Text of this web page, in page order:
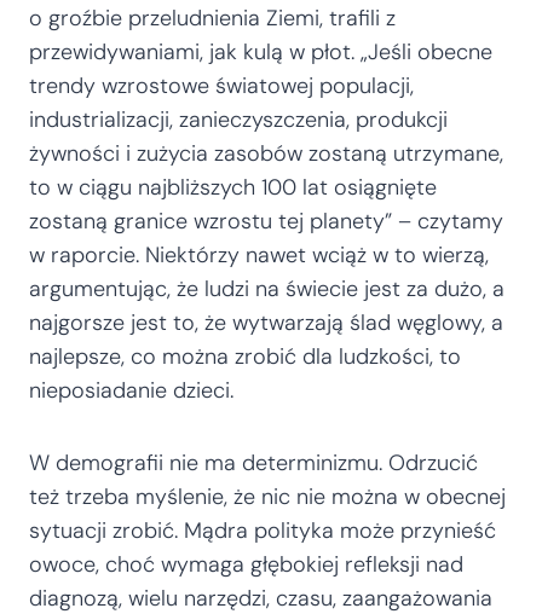
o groźbie przeludnienia Ziemi, trafili z
przewidywaniami, jak kulą w płot. „Jeśli obecne
trendy wzrostowe światowej populacji,
industrializacji, zanieczyszczenia, produkcji
żywności i zużycia zasobów zostaną utrzymane,
to w ciągu najbliższych 100 lat osiągnięte
zostaną granice wzrostu tej planety” – czytamy
w raporcie. Niektórzy nawet wciąż w to wierzą,
argumentując, że ludzi na świecie jest za dużo, a
najgorsze jest to, że wytwarzają ślad węglowy, a
najlepsze, co można zrobić dla ludzkości, to
nieposiadanie dzieci.
W demografii nie ma determinizmu. Odrzucić
też trzeba myślenie, że nic nie można w obecnej
sytuacji zrobić. Mądra polityka może przynieść
owoce, choć wymaga głębokiej refleksji nad
diagnozą, wielu narzędzi, czasu, zaangażowania